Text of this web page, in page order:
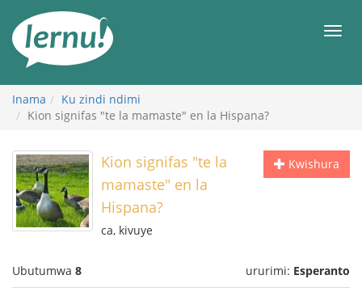
rupapuro
rw'ibirimwo
Inama
Ku zindi ndimi
Kion signifas "te la mamaste" en la Hispana?
Kwishura
Kion signifas "te la
mamaste" en la
Hispana?
ca, kivuye
Ubutumwa 8 ururimi: Esperanto